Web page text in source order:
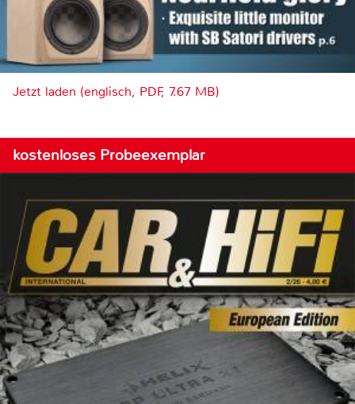
Jetzt laden (englisch, PDF, 7.67 MB)
kostenloses Probeexemplar